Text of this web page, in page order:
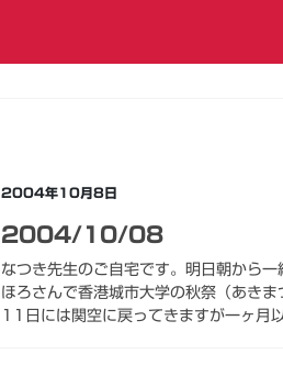
2004年10月8日
2004/10/08
なつき先生のご自宅です。明日朝から
ほろさんで香港城市大学の秋祭（あき
11日には関空に戻ってきますが一ヶ月